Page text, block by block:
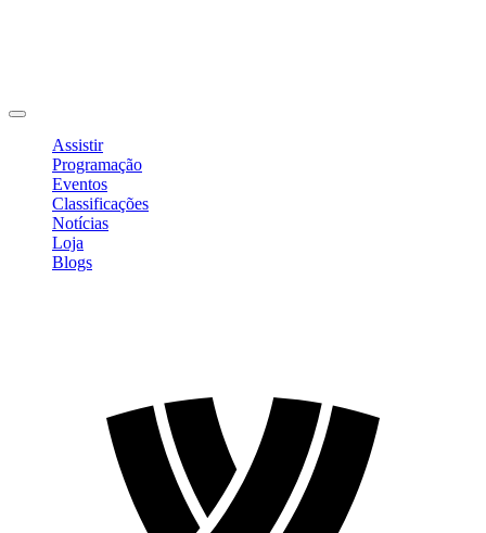
Assistir
Programação
Eventos
Classificações
Notícias
Loja
Blogs